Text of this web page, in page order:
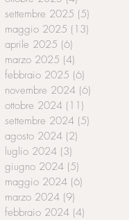
settembre 2025 (5)
maggio 2025 (13)
aprile 2025 (6)
marzo 2025 (4)
febbraio 2025 (6)
novembre 2024 (6)
ottobre 2024 (11)
settembre 2024 (5)
agosto 2024 (2)
luglio 2024 (3)
giugno 2024 (5)
maggio 2024 (6)
marzo 2024 (9)
febbraio 2024 (4)